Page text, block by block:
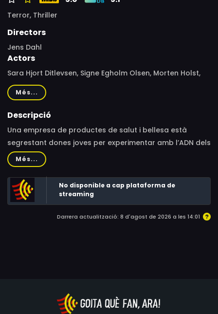
Terror, Thriller
Directors
Jens Dahl
Actors
Sara Hjort Ditlevsen, Signe Egholm Olsen, Morten Holst,
Anders Heinrichsen, Jens Andersen, Bengt C.W. Carlsson,
Eeva Putro, Oksana Kniazeva, Eja Due, Elvira Friis, Sara
Wilgaard Sinkjær, Peter Khouri, Anne Sofie Steen Sverdrup
Més...
Descripció
Una empresa de productes de salut i bellesa està
segrestant dones joves per experimentar amb l’ADN dels
seus nadons i obtenir un tractament que permeti
revertir el procés d’envelliment. Quan la Mia es disposa
a investigar aquest assumpte tèrbol, acaba sent
atrapada per la perversa xarxa d’aquesta granja
humana.
Més...
No disponible a cap plataforma de
streaming
Darrera actualització: 8 d'agost de 2026 a les 14:01